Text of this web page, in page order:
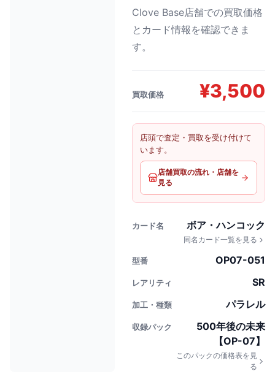
Clove Base店舗での買取価格
とカード情報を確認できま
す。
買取価格 ¥3,500
店頭で査定・買取を受け付けて
います。
店舗買取の流れ・店舗を
見る
カード名 ボア・ハンコック
同名カード一覧を見る
型番 OP07-051
レアリティ SR
加工・種類 パラレル
収録パック
500年後の未来
【OP-07】
このパックの価格表を見
る